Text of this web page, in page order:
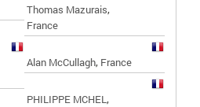
Thomas Mazurais,
France
Alan McCullagh, France
PHILIPPE MCHEL ,